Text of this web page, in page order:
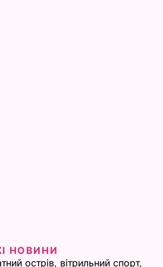
НОВИНИ
острів, вітрильний спорт,